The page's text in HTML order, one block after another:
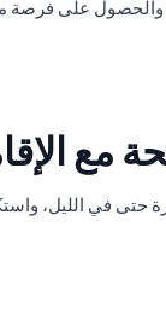
مع
حتى في الليل،